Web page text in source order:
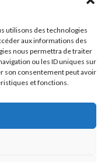
utilisons des technologies
aux informations des
nous permettra de traiter
ou les ID uniques sur
son consentement peut avoir
et fonctions.